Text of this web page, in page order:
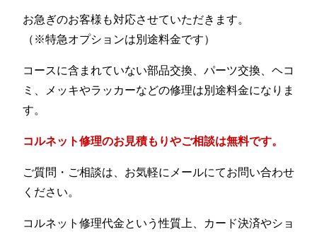
お急ぎのお客様も対応させていただきます。
（※特急オプションは別途料金です）
コースに含まれていない部品交換、パーツ交換、ヘコ
ミ、メッキやラッカーなどの修理は別途料金になりま
す。
コルネット修理のお見積もりやご相談は無料です。
ご質問・ご相談は、お気軽にメールにてお問い合わせ
ください。
コルネット修理代金という性質上、カード決済やショ